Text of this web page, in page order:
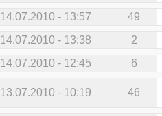
14.07.2010 - 13:57
49
14.07.2010 - 13:38
2
14.07.2010 - 12:45
6
13.07.2010 - 10:19 46